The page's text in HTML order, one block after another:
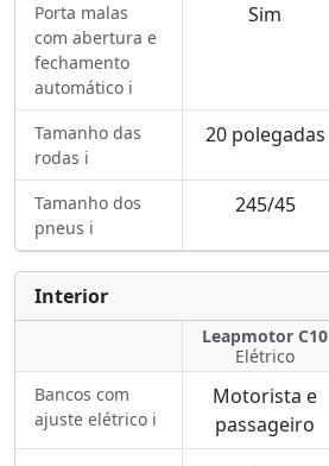
Porta malas
com abertura e
fechamento
automático ℹ️
Sim
Tamanho das
rodas ℹ️
20 polegadas
Tamanho dos
pneus ℹ️
245/45
Interior
Leapmotor C10
Elétrico
Bancos com
ajuste elétrico ℹ️
Motorista e
passageiro